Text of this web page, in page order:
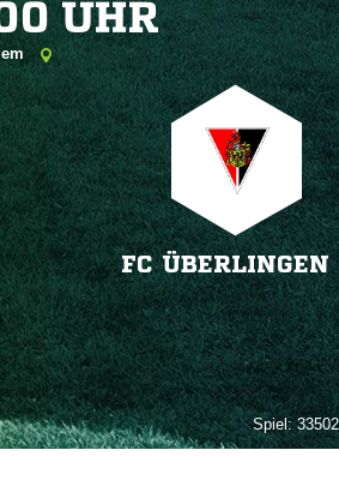

FC ÜBERLINGEN
Spiel: